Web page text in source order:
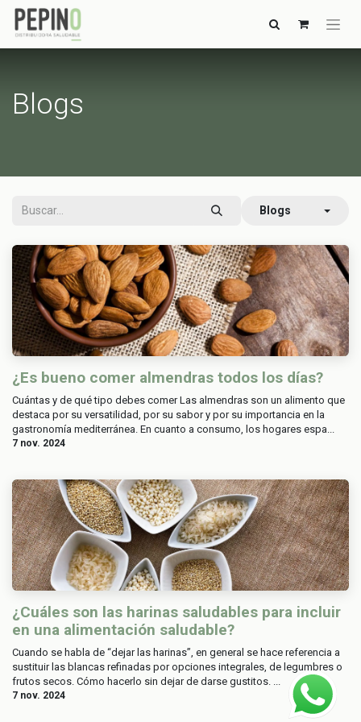
Blogs
Blogs
¿Es bueno comer almendras todos los días?
Cuántas y de qué tipo debes comer Las almendras son un alimento que
destaca por su versatilidad, por su sabor y por su importancia en la
gastronomía mediterránea. En cuanto a consumo, los hogares espa...
7 nov. 2024
¿Cuáles son las harinas saludables para incluir
en una alimentación saludable?
Cuando se habla de “dejar las harinas”, en general se hace referencia a
sustituir las blancas refinadas por opciones integrales, de legumbres o
frutos secos. Cómo hacerlo sin dejar de darse gustitos. ...
7 nov. 2024